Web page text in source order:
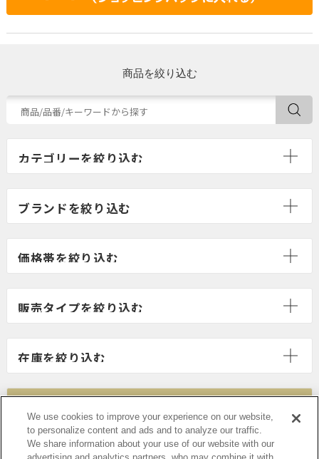
商品を絞り込む
ブランドを絞り込む
We use cookies to improve your experience on our website,
to personalize content and ads and to analyze our traffic.
We share information about your use of our website with our